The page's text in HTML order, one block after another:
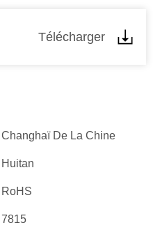
Télécharger
Changhaï De La Chine
Huitan
RoHS
7815